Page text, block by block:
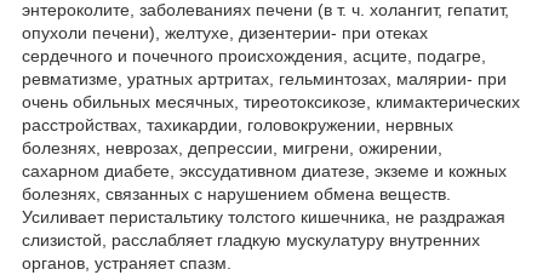
энтероколите, заболеваниях печени (в т. ч. холангит, гепатит,
опухоли печени), желтухе, дизентерии- при отеках
сердечного и почечного происхождения, асците, подагре,
ревматизме, уратных артритах, гельминтозах, малярии- при
очень обильных месячных, тиреотоксикозе, климактерических
расстройствах, тахикардии, головокружении, нервных
болезнях, неврозах, депрессии, мигрени, ожирении,
сахарном диабете, экссудативном диатезе, экземе и кожных
болезнях, связанных с нарушением обмена веществ.
Усиливает перистальтику толстого кишечника, не раздражая
слизистой, расслабляет гладкую мускулатуру внутренних
органов, устраняет спазм.